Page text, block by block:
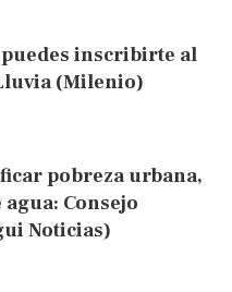
puedes inscribirte al
(Milenio)
pobreza urbana,
Consejo
Noticias)